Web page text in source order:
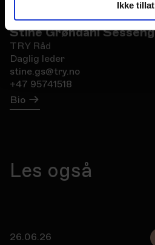
Ikke tillat
Stine Grøndahl Sesseng
TRY Råd
Daglig leder
stine.gs@try.no
+47 95741518
Bio
Les også
26.06.26